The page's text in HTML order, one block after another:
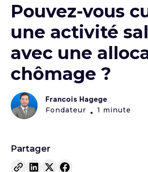
Pouvez-vous
une activité
avec une
chômage ?
Francois Hagege
Fondateur • 1 minute
Partager